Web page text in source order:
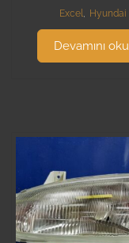
Excel, Hyundai
Devamını oku